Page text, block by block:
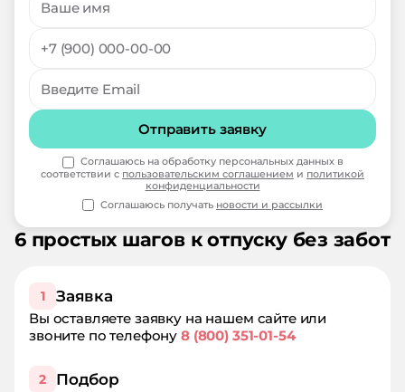
Отправить заявку
Соглашаюсь на обработку персональных данных в
соответствии с пользовательским соглашением и политикой
конфиденциальности
Соглашаюсь получать новости и рассылки
6 простых шагов к отпуску без забот
1 Заявка
Вы оставляете заявку на нашем сайте или
звоните по телефону8 (800) 351-01-54
2 Подбор